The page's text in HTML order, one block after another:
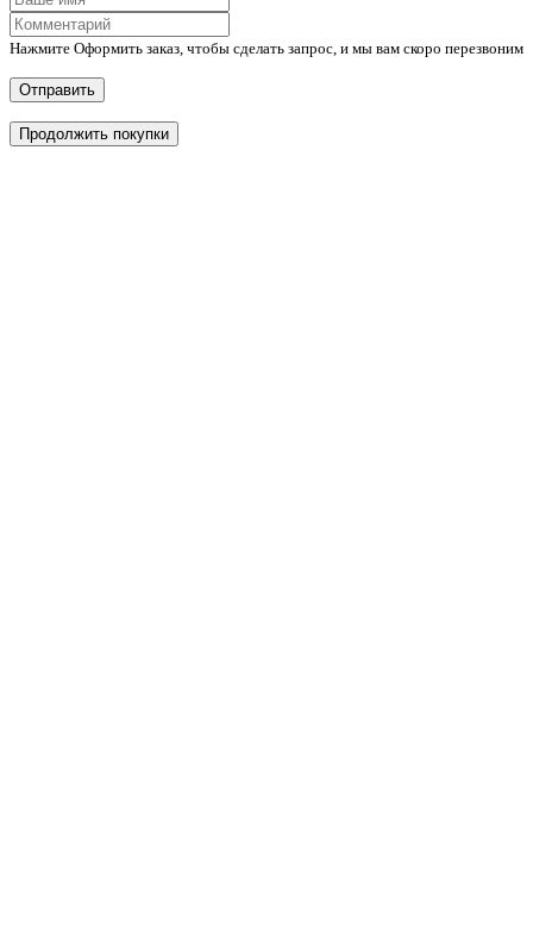
Нажмите Оформить заказ, чтобы сделать запрос, и мы вам скоро перезвоним
Отправить
Продолжить покупки